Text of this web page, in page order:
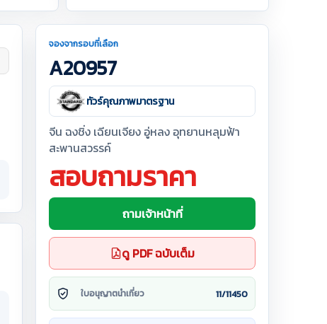
จองจากรอบที่เลือก
A20957
ทัวร์คุณภาพมาตรฐาน
จีน ฉงชิ่ง เฉียนเจียง อู่หลง อุทยานหลุมฟ้า
สะพานสวรรค์
สอบถามราคา
ถามเจ้าหน้าที่
ดู PDF ฉบับเต็ม
ใบอนุญาตนำเที่ยว 11/11450